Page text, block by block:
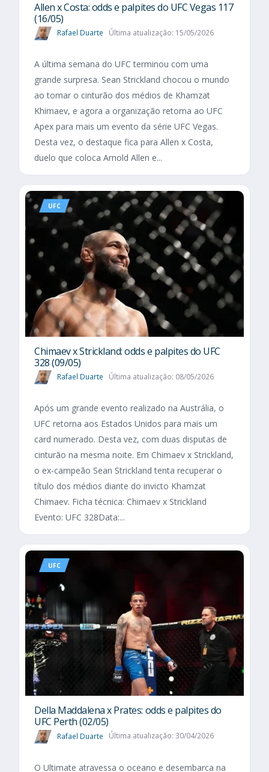
Allen x Costa: odds e palpites do UFC Vegas 117
(16/05)
Rafael Duarte Última atualização: 15/05/2026
A última semana do UFC terminou com uma
grande surpresa. Sean Strickland chocou o mundo
ao tomar o cinturão dos médios de Khamzat
Khimaev, e agora a organização retorna ao UFC
Apex para mais um evento da série UFC Vegas.
Desta vez, o destaque fica para Allen x Costa,
duelo que coloca Arnold Allen e...
UFC
Chimaev x Strickland: odds e palpites do UFC
328 (09/05)
Rafael Duarte Última atualização: 08/05/2026
Após um grande evento realizado na Austrália, o
UFC retorna aos Estados Unidos para mais um
card numerado. Desta vez, com duas disputas de
cinturão na mesma noite. Em Chimaev x Strickland,
o ex-campeão Sean Strickland tenta recuperar o
título dos médios diante do invicto Khamzat
Chimaev. Ficha técnica: Chimaev x Strickland
Evento: UFC 328Data:...
UFC
Della Maddalena x Prates: odds e palpites do
UFC Perth (02/05)
Rafael Duarte Última atualização: 30/04/2026
O Ultimate atravessa o oceano e desembarca na